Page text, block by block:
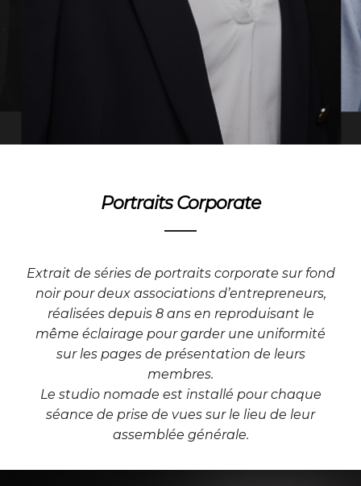
Portraits Corporate
Extrait de séries de portraits corporate sur fond
noir pour deux associations d’entrepreneurs,
réalisées depuis 8 ans en reproduisant le
même éclairage pour garder une uniformité
sur les pages de présentation de leurs
membres.
Le studio nomade est installé pour chaque
séance de prise de vues sur le lieu de leur
assemblée générale.